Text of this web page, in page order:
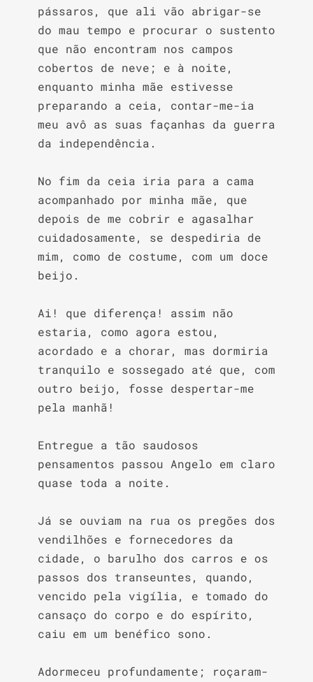
pássaros, que ali vão abrigar-se
do mau tempo e procurar o sustento
que não encontram nos campos
cobertos de neve; e à noite,
enquanto minha mãe estivesse
preparando a ceia, contar-me-ia
meu avô as suas façanhas da guerra
da independência.
No fim da ceia iria para a cama
acompanhado por minha mãe, que
depois de me cobrir e agasalhar
cuidadosamente, se despediria de
mim, como de costume, com um doce
beijo.
Ai! que diferença! assim não
estaria, como agora estou,
acordado e a chorar, mas dormiria
tranquilo e sossegado até que, com
outro beijo, fosse despertar-me
pela manhã!
Entregue a tão saudosos
pensamentos passou Angelo em claro
quase toda a noite.
Já se ouviam na rua os pregões dos
vendilhões e fornecedores da
cidade, o barulho dos carros e os
passos dos transeuntes, quando,
vencido pela vigília, e tomado do
cansaço do corpo e do espírito,
caiu em um benéfico sono.
Adormeceu profundamente; roçaram-